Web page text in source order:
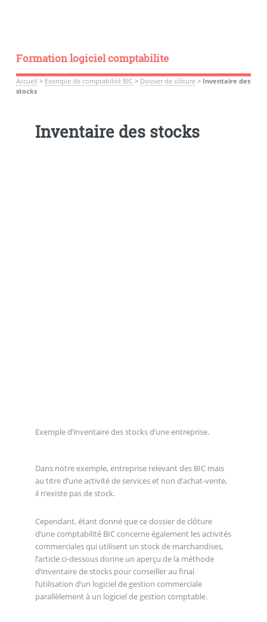
Formation logiciel comptabilite
Accueil > Exemple de comptabilité BIC> Dossier de clôture> Inventaire des
stocks
Inventaire des stocks
Exemple d’inventaire des stocks d’une entreprise.
Dans notre exemple, entreprise relevant des BIC mais
au titre d’une activité de services et non d’achat-vente,
il n’existe pas de stock.
Cependant, étant donné que ce dossier de clôture
d’une comptabilité BIC concerne également les activités
commerciales qui utilisent un stock de marchandises,
l’article ci-dessous donne un aperçu de la méthode
d’inventaire de stocks pour conseiller au final
l’utilisation d’un logiciel de gestion commerciale
parallèlement à un logiciel de gestion comptable.